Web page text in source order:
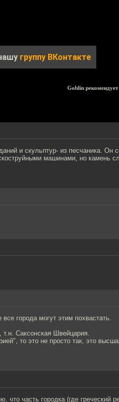
группу ВКонтакте
Goblin рекомендует
и скульптур- из песчаника. Он
машинами, но камень
города могут этим похвастать.
Саксонская Швейцария.
то это не просто так, это
часть городка (где греческий